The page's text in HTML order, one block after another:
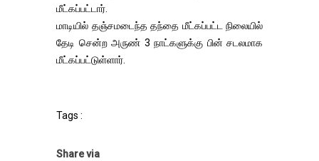
மீட்கப்பட்டார்.
மாடியில் தஞ்சமடைந்த தந்தை மீட்கப்பட்ட நிலையில்
தேடி சென்ற அருண் 3 நாட்களுக்கு பின் சடலமாக
மீட்கப்பட்டுள்ளார்.
Tags :
Share via